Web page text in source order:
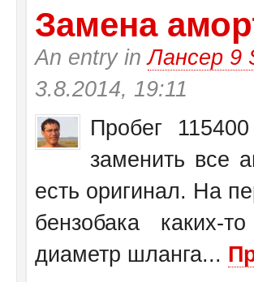
Замена
An entry inЛансер 9
3.8.2014, 19:11
Пробег
заменить все
есть оригинал. На
бензобака каких-
диаметр шланга...